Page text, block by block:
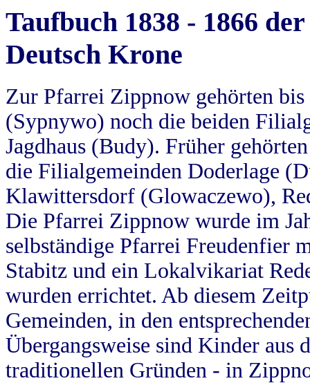
Taufbuch 1838 - 1866
Deutsch Krone
Zur Pfarrei Zippnow gehörten
(Sypnywo) noch die beiden
Jagdhaus (Budy). Früher
die Filialgemeinden Doderlage
Klawittersdorf (Glowaczewo),
Die Pfarrei Zippnow wurde im
selbständige Pfarrei Freudenfier
Stabitz und ein Lokalvikariat
wurden errichtet. Ab diesem
Gemeinden, in den
Übergangsweise sind Kinder aus
traditionellen Gründen - in